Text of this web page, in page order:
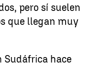
pero sí suelen
que llegan muy
Sudáfrica hace